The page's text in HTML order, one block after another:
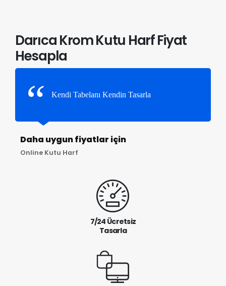
Darıca Krom Kutu Harf Fiyat
Hesapla
Kendi Tabelanı Kendin Tasarla
Daha uygun fiyatlar için
Online Kutu Harf
7/24 Ücretsiz
Tasarla